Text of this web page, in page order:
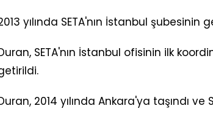
yılında SETA'nın İstanbul
SETA'nın İstanbul ofisinin ilk
2014 yılında Ankara'ya taşındı